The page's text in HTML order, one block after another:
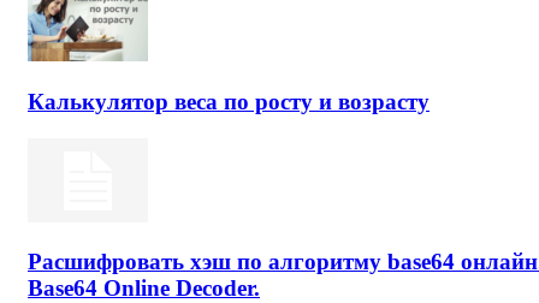
Калькулятор веса по росту и возрасту
Расшифровать хэш по алгоритму base64
Base64 Online Decoder.